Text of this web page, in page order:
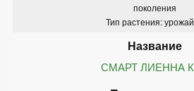
поколения
Тип растения:
СМАРТ ЛИЕННА